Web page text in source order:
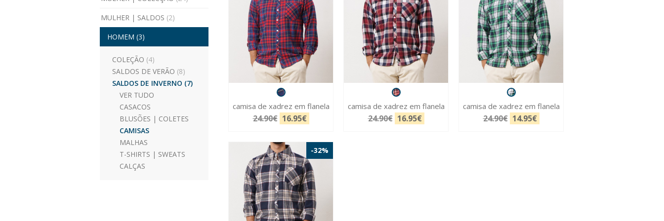
MULHER | SALDOS (2)
HOMEM (3)
COLEÇÃO (4)
SALDOS DE VERÃO (8)
SALDOS DE INVERNO (7)
VER TUDO
CASACOS
BLUSÕES | COLETES
CAMISAS
MALHAS
T-SHIRTS | SWEATS
CALÇAS
camisa de xadrez em flanela
24.90€ 16.95€
camisa de xadrez em flanela
24.90€ 16.95€
camisa de xadrez em flanela
24.90€ 14.95€
-32%